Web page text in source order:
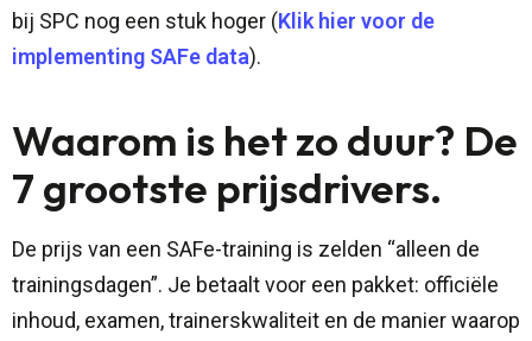
bij SPC nog een stuk hoger (Klik hier voor de
implementing SAFe data).
Waarom is het zo duur? De
7 grootste prijsdrivers.
De prijs van een SAFe-training is zelden “alleen de
trainingsdagen”. Je betaalt voor een pakket: officiële
inhoud, examen, trainerskwaliteit en de manier waarop